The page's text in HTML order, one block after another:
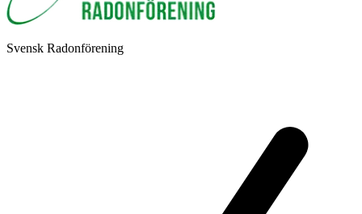
Svensk Radonförening